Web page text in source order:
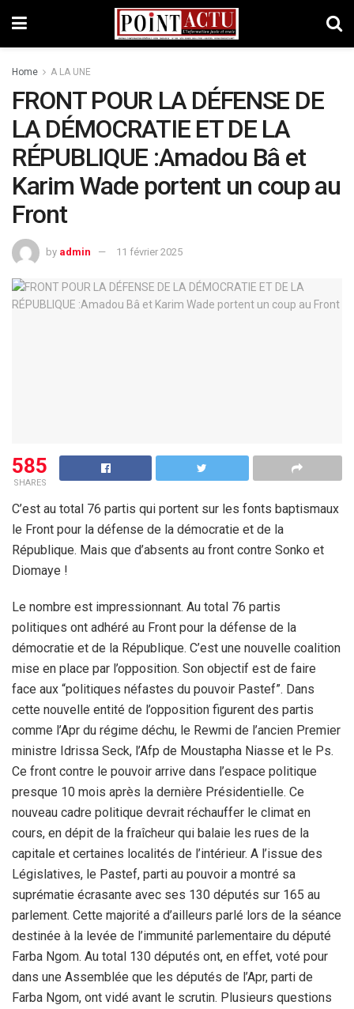
Home A LA UNE
FRONT POUR LA DÉFENSE DE
LA DÉMOCRATIE ET DE LA
RÉPUBLIQUE :Amadou Bâ et
Karim Wade portent un coup au
Front
by admin 11 février 2025
585
SHARES
C’est au total 76 partis qui portent sur les fonts baptismaux
le Front pour la défense de la démocratie et de la
République. Mais que d’absents au front contre Sonko et
Diomaye !
Le nombre est impressionnant. Au total 76 partis
politiques ont adhéré au Front pour la défense de la
démocratie et de la République. C’est une nouvelle coalition
mise en place par l’opposition. Son objectif est de faire
face aux “politiques néfastes du pouvoir Pastef”. Dans
cette nouvelle entité de l’opposition figurent des partis
comme l’Apr du régime déchu, le Rewmi de l’ancien Premier
ministre Idrissa Seck, l’Afp de Moustapha Niasse et le Ps.
Ce front contre le pouvoir arrive dans l’espace politique
presque 10 mois après la dernière Présidentielle. Ce
nouveau cadre politique devrait réchauffer le climat en
cours, en dépit de la fraîcheur qui balaie les rues de la
capitale et certaines localités de l’intérieur. A l’issue des
Législatives, le Pastef, parti au pouvoir a montré sa
suprématie écrasante avec ses 130 députés sur 165 au
parlement. Cette majorité a d’ailleurs parlé lors de la séance
destinée à la levée de l’immunité parlementaire du député
Farba Ngom. Au total 130 députés ont, en effet, voté pour
dans une Assemblée que les députés de l’Apr, parti de
Farba Ngom, ont vidé avant le scrutin. Plusieurs questions